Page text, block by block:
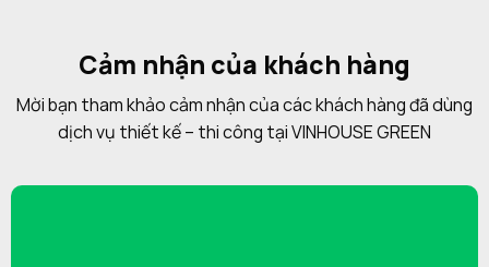
Cảm nhận của khách hàng
Mời bạn tham khảo cảm nhận của các khách hàng đã dùng
dịch vụ thiết kế – thi công tại VINHOUSE GREEN